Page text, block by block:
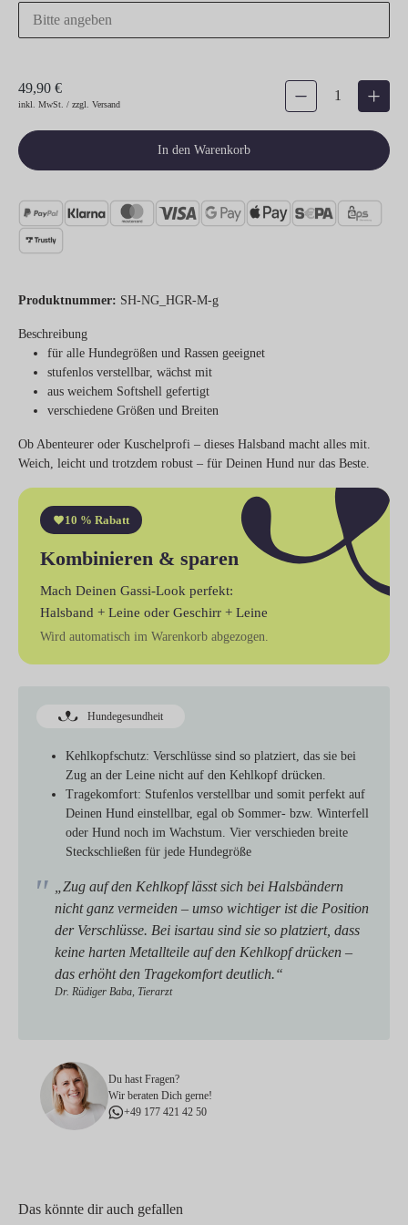
49,90 €
inkl. MwSt. / zzgl. Versand
Produkt Anzahl: Gib den
In den Warenkorb
Produktnummer: SH-NG_HGR-M-g
Beschreibung
für alle Hundegrößen und Rassen geeignet
stufenlos verstellbar, wächst mit
aus weichem Softshell gefertigt
verschiedene Größen und Breiten
Ob Abenteurer oder Kuschelprofi – dieses Halsband macht alles mit.
Weich, leicht und trotzdem robust – für Deinen Hund nur das Beste.
10 % Rabatt
Kombinieren & sparen
Mach Deinen Gassi-Look perfekt:
Halsband + Leine oder Geschirr + Leine
Wird automatisch im Warenkorb abgezogen.
Hundegesundheit
Kehlkopfschutz: Verschlüsse sind so platziert, das sie bei
Zug an der Leine nicht auf den Kehlkopf drücken.
Tragekomfort: Stufenlos verstellbar und somit perfekt auf
Deinen Hund einstellbar, egal ob Sommer- bzw. Winterfell
oder Hund noch im Wachstum. Vier verschieden breite
Steckschließen für jede Hundegröße
„Zug auf den Kehlkopf lässt sich bei Halsbändern
nicht ganz vermeiden – umso wichtiger ist die Position
der Verschlüsse. Bei isartau sind sie so platziert, dass
keine harten Metallteile auf den Kehlkopf drücken –
das erhöht den Tragekomfort deutlich.“
Dr. Rüdiger Baba, Tierarzt
Du hast Fragen?
Wir beraten Dich gerne!
+49 177 421 42 50
Das könnte dir auch gefallen